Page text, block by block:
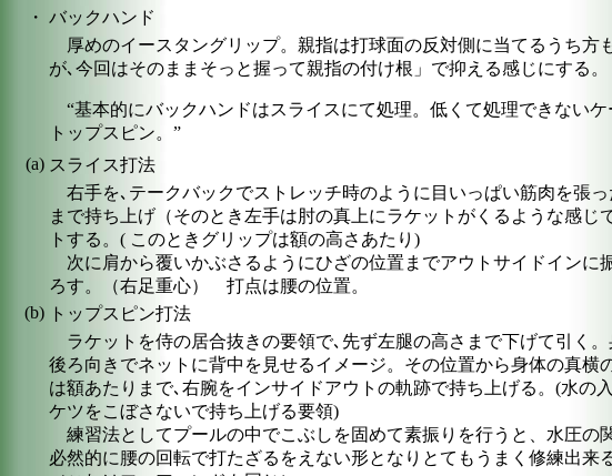
・ バックハンド
厚めのイースタングリップ。親指は打球面の反対側に当てるうち方
が､今回はそのままそっと握って親指の付け根」で抑える感じにする。
“基本的にバックハンドはスライスにて処理。低くて処理できないケ
トップスピン。”
(a) スライス打法
右手を､テークバックでストレッチ時のように目いっぱい筋肉を張
まで持ち上げ（そのとき左手は肘の真上にラケットがくるような感じ
トする。( このときグリップは額の高さあたり)
次に肩から覆いかぶさるようにひざの位置までアウトサイドインに
ろす。（右足重心） 打点は腰の位置。
(b) トップスピン打法
ラケットを侍の居合抜きの要領で､先ず左腿の高さまで下げて引く。
後ろ向きでネットに背中を見せるイメージ。その位置から身体の真横
は額あたりまで､右腕をインサイドアウトの軌跡で持ち上げる。(水の
ケツをこぼさないで持ち上げる要領)
練習法としてプールの中でこぶしを固めて素振りを行うと、水圧の
必然的に腰の回転で打たざるをえない形となりとてもうまく修練出来る